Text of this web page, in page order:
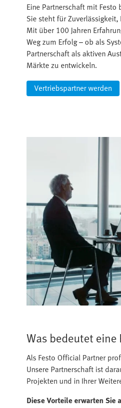
Eine Partnerschaft mit
Sie steht für
Mit über 100 Jahren
Weg zum Erfolg – ob als
Partnerschaft als aktiven
Märkte zu entwickeln.
Vertriebspartner werden
Was bedeutet
Als Festo Official Partner
Unsere Partnerschaft ist
Projekten und in Ihrer
Diese Vorteile erwarten Sie